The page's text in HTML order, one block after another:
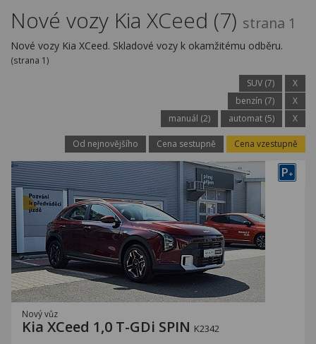
Kariéra
Kontakty
Nové vozy Kia XCeed (7) strana 1
Nové vozy Kia XCeed. Skladové vozy k okamžitému odběru.
(strana 1)
SUV (7)
X
benzín (7)
X
manuál (2)
automat (5) X
Od nejnovějšího Cena sestupně Cena vzestupně
P+
Nový vůz
Kia XCeed 1,0 T-GDi SPIN K2342